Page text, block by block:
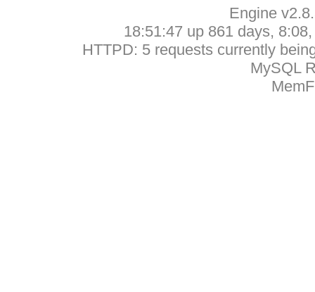
Engine
18:51:47 up 861 days,
HTTPD: 5 requests currently
MySQL